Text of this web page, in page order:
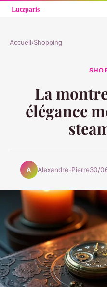
Accueil›Shopping
La
élégance
A Alexandre-Pierre30/